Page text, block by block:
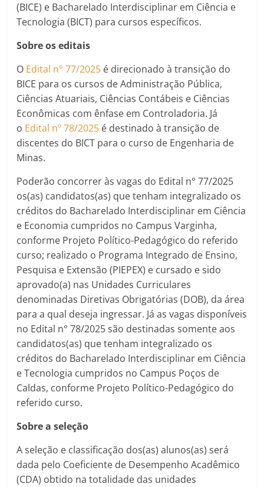
(BICE) e Bacharelado Interdisciplinar em Ciência e
Tecnologia (BICT) para cursos específicos.
Sobre os editais
O Edital n° 77/2025 é direcionado à transição do
BICE para os cursos de Administração Pública,
Ciências Atuariais, Ciências Contábeis e Ciências
Econômicas com ênfase em Controladoria. Já
o Edital nº 78/2025 é destinado à transição de
discentes do BICT para o curso de Engenharia de
Minas.
Poderão concorrer às vagas do Edital n° 77/2025
os(as) candidatos(as) que tenham integralizado os
créditos do Bacharelado Interdisciplinar em Ciência
e Economia cumpridos no Campus Varginha,
conforme Projeto Político-Pedagógico do referido
curso; realizado o Programa Integrado de Ensino,
Pesquisa e Extensão (PIEPEX) e cursado e sido
aprovado(a) nas Unidades Curriculares
denominadas Diretivas Obrigatórias (DOB), da área
para a qual deseja ingressar. Já as vagas disponíveis
no Edital n° 78/2025 são destinadas somente aos
candidatos(as) que tenham integralizado os
créditos do Bacharelado Interdisciplinar em Ciência
e Tecnologia cumpridos no Campus Poços de
Caldas, conforme Projeto Político-Pedagógico do
referido curso.
Sobre a seleção
A seleção e classificação dos(as) alunos(as) será
dada pelo Coeficiente de Desempenho Acadêmico
(CDA) obtido na totalidade das unidades